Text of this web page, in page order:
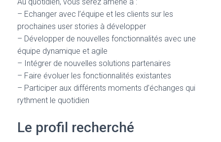
– Echanger avec l’équipe et les clients sur les
prochaines user stories à développer
– Développer de nouvelles fonctionnalités avec une
équipe dynamique et agile
– Intégrer de nouvelles solutions partenaires
– Faire évoluer les fonctionnalités existantes
– Participer aux différents moments d’échanges qui
rythment le quotidien
Le profil recherché